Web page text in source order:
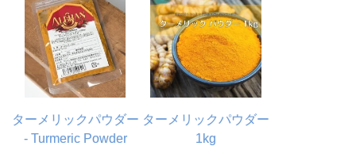
ターメリックパウダー
- Turmeric Powder
ターメリックパウダー
1kg